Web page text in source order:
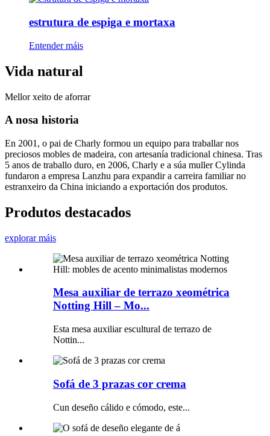
estrutura de espiga e mortaxa
Entender máis
Vida natural
Mellor xeito de aforrar
A nosa historia
En 2001, o pai de Charly formou un equipo para traballar nos
preciosos mobles de madeira, con artesanía tradicional chinesa. Tras
5 anos de traballo duro, en 2006, Charly e a súa muller Cylinda
fundaron a empresa Lanzhu para expandir a carreira familiar no
estranxeiro da China iniciando a exportación dos produtos.
Produtos destacados
explorar máis
Mesa auxiliar de terrazo xeométrica
Notting Hill – Mo...
Esta mesa auxiliar escultural de terrazo de
Nottin...
Sofá de 3 prazas cor crema
Cun deseño cálido e cómodo, este...